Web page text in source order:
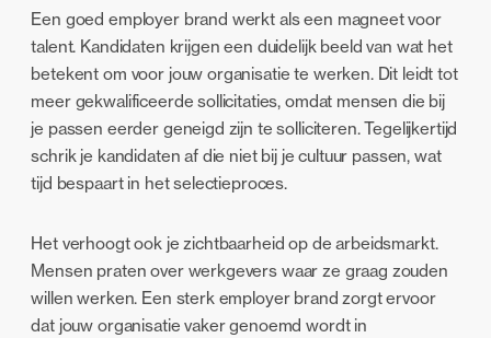
Een goed employer brand werkt als een magneet voor
talent. Kandidaten krijgen een duidelijk beeld van wat het
betekent om voor jouw organisatie te werken. Dit leidt tot
meer gekwalificeerde sollicitaties, omdat mensen die bij
je passen eerder geneigd zijn te solliciteren. Tegelijkertijd
schrik je kandidaten af die niet bij je cultuur passen, wat
tijd bespaart in het selectieproces.
Het verhoogt ook je zichtbaarheid op de arbeidsmarkt.
Mensen praten over werkgevers waar ze graag zouden
willen werken. Een sterk employer brand zorgt ervoor
dat jouw organisatie vaker genoemd wordt in